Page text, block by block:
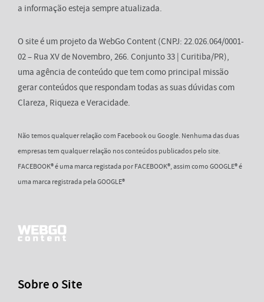
a informação esteja sempre atualizada.
O site é um projeto da WebGo Content (CNPJ: 22.026.064/0001-
02 – Rua XV de Novembro, 266. Conjunto 33 | Curitiba/PR),
uma agência de conteúdo que tem como principal missão
gerar conteúdos que respondam todas as suas dúvidas com
Clareza, Riqueza e Veracidade.
Não temos qualquer relação com Facebook ou Google. Nenhuma das duas
empresas tem qualquer relação nos conteúdos publicados pelo site.
FACEBOOK® é uma marca registada por FACEBOOK®, assim como GOOGLE® é
uma marca registrada pela GOOGLE®
Sobre o Site